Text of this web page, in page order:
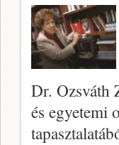
Dr. Ozsváth
és egyetemi